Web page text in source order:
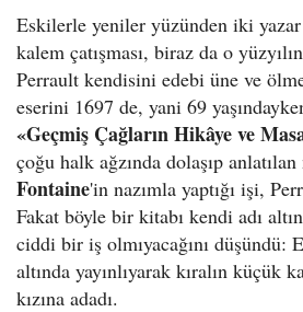
Eskilerle yeniler yüzünden iki yazar
kalem çatışması, biraz da o
Perrault kendisini edebi üne ve
eserini 1697 de, yani 69
«Geçmiş Çağların Hikâye ve
çoğu halk ağzında dolaşıp
Fontaine'in nazımla yaptığı işi,
Fakat böyle bir kitabı kendi adı
ciddi bir iş olmıyacağını düşündü:
altında yayınlıyarak kıralın küçük
kızına adadı.